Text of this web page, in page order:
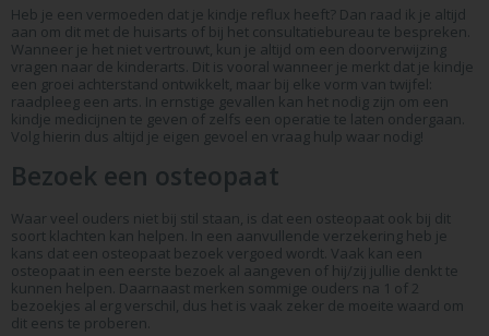
Heb je een vermoeden dat je kindje reflux heeft? Dan raad ik je altijd
aan om dit met de huisarts of bij het consultatiebureau te bespreken.
Wanneer je het niet vertrouwt, kun je altijd om een doorverwijzing
vragen naar de kinderarts. Dit is vooral wanneer je merkt dat je kindje
een groei achterstand ontwikkelt, maar bij elke vorm van twijfel:
raadpleeg een arts. In ernstige gevallen kan het nodig zijn om een
kindje medicijnen te geven of zelfs een operatie te laten ondergaan.
Volg hierin dus altijd je eigen gevoel en vraag hulp waar nodig!
Bezoek een osteopaat
Waar veel ouders niet bij stil staan, is dat een osteopaat ook bij dit
soort klachten kan helpen. In een aanvullende verzekering heb je
kans dat een osteopaat bezoek vergoed wordt. Vaak kan een
osteopaat in een eerste bezoek al aangeven of hij/zij jullie denkt te
kunnen helpen. Daarnaast merken sommige ouders na 1 of 2
bezoekjes al erg verschil, dus het is vaak zeker de moeite waard om
dit eens te proberen.